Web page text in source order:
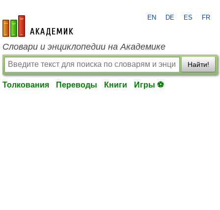
academic.ru
EN DE ES FR
Словари и энциклопедии на Академике
Найти!
Толкования Переводы Книги Игры ⚽